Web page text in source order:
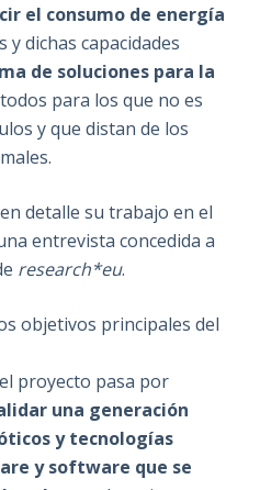
el consumo de energía
dichas capacidades
de soluciones para la
para los que no es
y que distan de los
detalle su trabajo en el
entrevista concedida a
research*eu.
objetivos principales del
proyecto pasa por
una generación
y tecnologías
y software que se